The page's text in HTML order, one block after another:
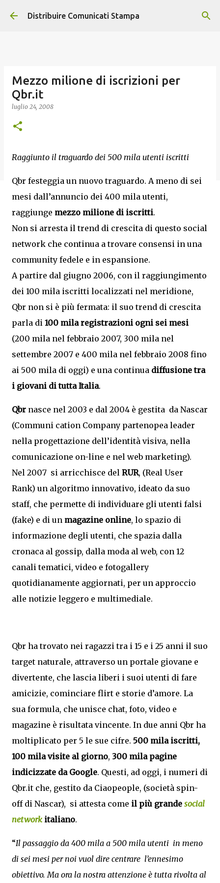
Passa ai contenuti principali
Distribuire Comunicati Stampa
Mezzo milione di iscrizioni per
Qbr.it
luglio 24, 2008
Raggiunto il traguardo dei 500 mila utenti iscritti
Qbr festeggia un nuovo traguardo. A meno di sei
mesi dall’annuncio dei 400 mila utenti,
raggiunge mezzo milione di iscritti.
Non si arresta il trend di crescita di questo social
network che continua a trovare consensi in una
community fedele e in espansione.
A partire dal giugno 2006, con il raggiungimento
dei 100 mila iscritti localizzati nel meridione,
Qbr non si è più fermata: il suo trend di crescita
parla di 100 mila registrazioni ogni sei mesi
(200 mila nel febbraio 2007, 300 mila nel
settembre 2007 e 400 mila nel febbraio 2008 fino
ai 500 mila di oggi) e una continua diffusione tra
i giovani di tutta Italia.
Qbr nasce nel 2003 e dal 2004 è gestita da Nascar
(Communi cation Company partenopea leader
nella progettazione dell’identità visiva, nella
comunicazione on-line e nel web marketing).
Nel 2007 si arricchisce del RUR, (Real User
Rank) un algoritmo innovativo, ideato da suo
staff, che permette di individuare gli utenti falsi
(fake) e di un magazine online, lo spazio di
informazione degli utenti, che spazia dalla
cronaca al gossip, dalla moda al web, con 12
canali tematici, video e fotogallery
quotidianamente aggiornati, per un approccio
alle notizie leggero e multimediale.
Qbr ha trovato nei ragazzi tra i 15 e i 25 anni il suo
target naturale, attraverso un portale giovane e
divertente, che lascia liberi i suoi utenti di fare
amicizie, cominciare flirt e storie d’amore. La
sua formula, che unisce chat, foto, video e
magazine è risultata vincente. In due anni Qbr ha
moltiplicato per 5 le sue cifre. 500 mila iscritti,
100 mila visite al giorno, 300 mila pagine
indicizzate da Google. Questi, ad oggi, i numeri di
Qbr.it che, gestito da Ciaopeople, (società spin-
off di Nascar), si attesta come il più grande social
network italiano.
“Il passaggio da 400 mila a 500 mila utenti in meno
di sei mesi per noi vuol dire centrare l’ennesimo
obiettivo. Ma ora la nostra attenzione è tutta rivolta al